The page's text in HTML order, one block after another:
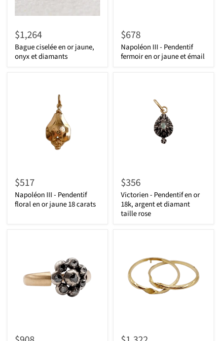
$1,264
Bague ciselée en or jaune,
onyx et diamants
$678
Napoléon III - Pendentif
fermoir en or jaune et émail
$517
Napoléon III - Pendentif
floral en or jaune 18 carats
$356
Victorien - Pendentif en or
18k, argent et diamant
taille rose